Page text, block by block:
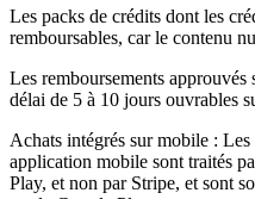
Les packs de crédits dont les
remboursables, car le contenu
Les remboursements approuvés
délai de 5 à 10 jours ouvrables
Achats intégrés sur mobile :
application mobile sont traités
Play, et non par Stripe, et sont